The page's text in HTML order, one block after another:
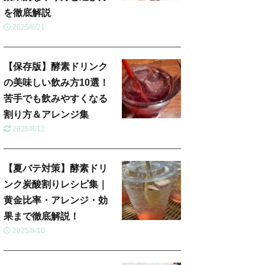
を徹底解説
2025/8/21
【保存版】酵素ドリンク
の美味しい飲み方10選！
苦手でも飲みやすくなる
割り方＆アレンジ集
2025/8/12
【夏バテ対策】酵素ドリ
ンク炭酸割りレシピ集｜
黄金比率・アレンジ・効
果まで徹底解説！
2025/8/10